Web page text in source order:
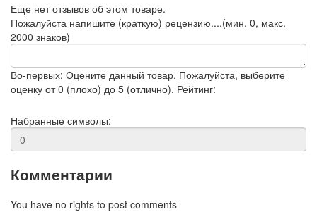
Еще нет отзывов об этом товаре.
Пожалуйста напишите (краткую) рецензию....(мин. 0, макс.
2000 знаков)
Во-первых: Оцените данный товар. Пожалуйста, выберите
оценку от 0 (плохо) до 5 (отлично). Рейтинг:
Набранные символы:
Комментарии
You have no rights to post comments